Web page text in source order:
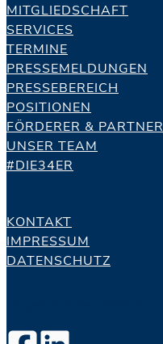
MITGLIEDSCHAFT
SERVICES
TERMINE
PRESSEMELDUNGEN
PRESSEBEREICH
POSITIONEN
FÖRDERER & PARTNER
UNSER TEAM
#DIE34ER
KONTAKT
IMPRESSUM
DATENSCHUTZ